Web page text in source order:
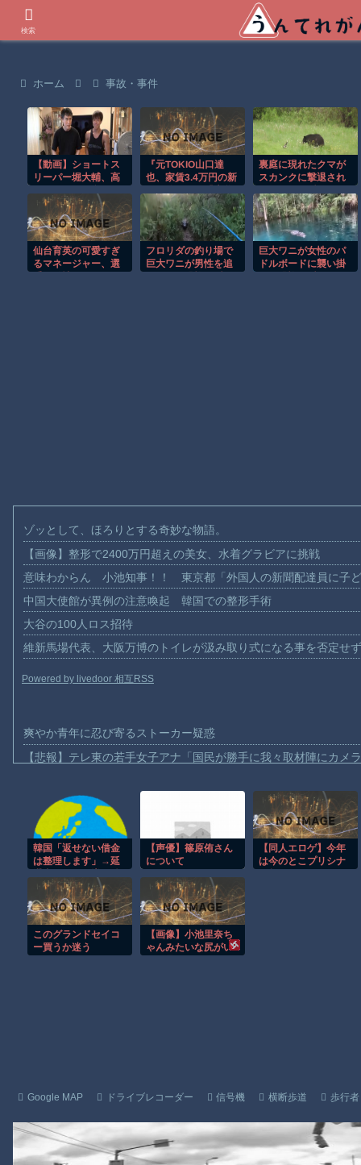
ホーム 事故・事件
【動画】ショートス
リーパー堀大輔、高
マジギレ！怖すぎる
と話題に
『元TOKIO山口達
也、家賃3.4万円の新
のCMギャラ、流出
ｗ』ほか 8/4 ネタ
裏庭に現れたクマが
スカンクに撃退され
仙台育英の可愛すぎ
るマネージャー、選
フロリダの釣り場で
巨大ワニが男性を追
巨大ワニが女性のパ
ドルボードに襲い掛
ゾッとして、ほろりとする奇妙な物語。
【画像】整形で2400万円超えの美女、水着グラビアに挑戦
意味わからん 小池知事！！ 東京都「外国人の新聞配達員に子
中国大使館が異例の注意喚起 韓国での整形手術
大谷の100人ロス招待
維新馬場代表、大阪万博のトイレが汲み取り式になる事を否定せ
Powered by livedoor 相互RSS
爽やか青年に忍び寄るストーカー疑惑
【悲報】テレ東の若手女子アナ「国民が勝手に我々取材陣にカ
【珍事】サッカーの試合が原因で交通事故が起きてしまう。
【動画】急病人？横須賀の国道16号でおかしな事故が撮影される
Amazon「マンガ毎週末セール（50%還元）」アツいスポーツマ
【群馬】デカいNinja乗りさん、後方確認しない軽四に当てられて
【動画】ビッグフットの正体が判明
【動画】DJI Neo2で釣りの自撮りをしようとした男の悲劇（ノ∇`
【動画】タイのティパンコーン王子が日本人女性とデートか？
韓国「返せない借金
は整理します」→延
ける…
【声優】篠原侑さん
について
【同人エロゲ】今年
は今のとこプリシナ
このグランドセイコ
ー買うか迷う
【画像】小池里奈ち
ゃんみたいな尻がい
Google MAP ドライブレコーダー 信号機 横断歩道 歩行者
検索